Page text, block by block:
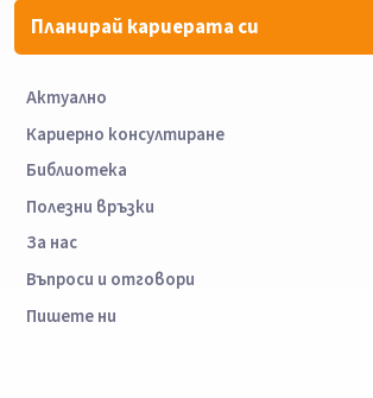
Планирай кариерата си
Актуално
Кариерно консултиране
Библиотека
Полезни връзки
За нас
Въпроси и отговори
Пишете ни